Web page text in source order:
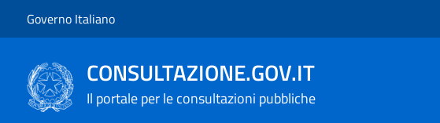
Governo Italiano
CONSULTAZIONE.GOV.IT
Il portale per le consultazioni pubbliche